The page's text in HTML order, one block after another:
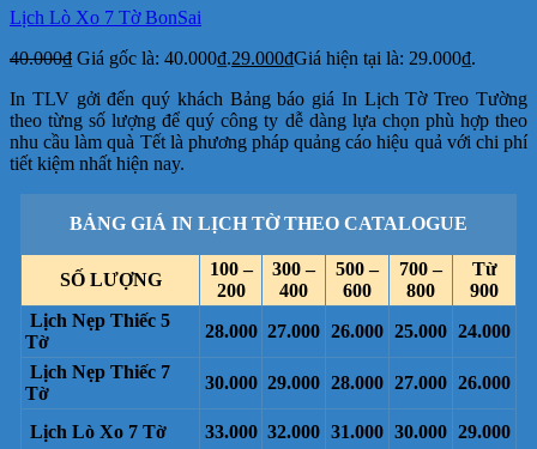
Lịch Lò Xo 7 Tờ BonSai
40.000₫ Giá gốc là: 40.000₫.29.000₫Giá hiện tại là: 29.000₫.
In TLV gởi đến quý khách Bảng báo giá In Lịch Tờ Treo Tường
theo từng số lượng để quý công ty dễ dàng lựa chọn phù hợp theo
nhu cầu làm quà Tết là phương pháp quảng cáo hiệu quả với chi phí
tiết kiệm nhất hiện nay.
BẢNG GIÁ IN LỊCH TỜ THEO CATALOGUE
SỐ LƯỢNG
100 –
200
300 –
400
500 –
600
700 –
800
Từ
900
Lịch Nẹp Thiếc 5
Tờ
28.000 27.000 26.000 25.000 24.000
Lịch Nẹp Thiếc 7
Tờ
30.000 29.000 28.000 27.000 26.000
Lịch Lò Xo 7 Tờ 33.000 32.000 31.000 30.000 29.000